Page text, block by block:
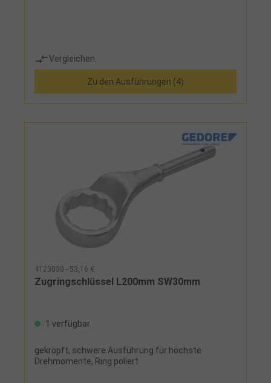
Vergleichen
Zu den Ausführungen (4)
4123030 - 53,16 €
Zugringschlüssel L200mm SW30mm
1 verfügbar
gekröpft, schwere Ausführung für höchste
Drehmomente, Ring poliert